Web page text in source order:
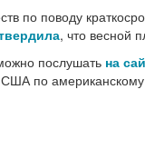
по поводу
, что весной
послушать на
по